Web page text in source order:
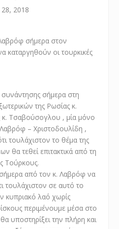
2018
συνάντησης σήμερα στη
της Ρωσίας κ.
κ. Τσαβούσογλου , μία μόνο
– Χριστοδουλίδη ,
τουλάχιστον το θέμα της
θα τεθεί επιτακτικά από τη
Τούρκους.
από τον κ. Λαβρόφ να
τουλάχιστον σε αυτό το
κυπριακό λαό χωρίς
περιμένουμε μέσα στο
υποστηρίξει την πλήρη και